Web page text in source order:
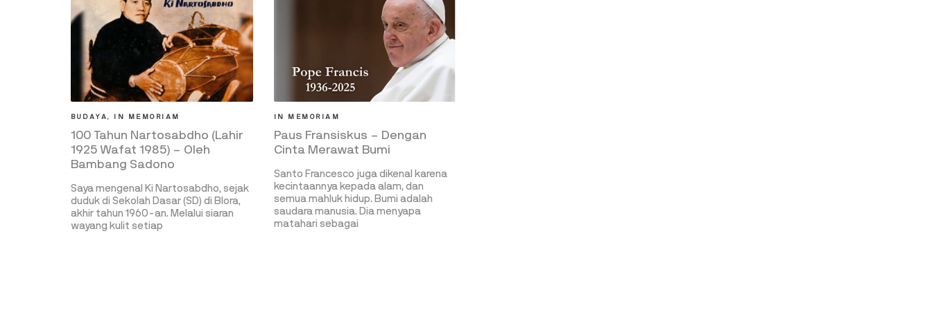
BUDAYA , IN MEMORIAM
100 Tahun Nartosabdho (Lahir
1925 Wafat 1985) – Oleh
Bambang Sadono
Saya mengenal Ki Nartosabdho, sejak
duduk di Sekolah Dasar (SD) di Blora,
akhir tahun 1960-an. Melalui siaran
wayang kulit setiap
IN MEMORIAM
Paus Fransiskus – Dengan
Cinta Merawat Bumi
Santo Francesco juga dikenal karena
kecintaannya kepada alam, dan
semua mahluk hidup. Bumi adalah
saudara manusia. Dia menyapa
matahari sebagai